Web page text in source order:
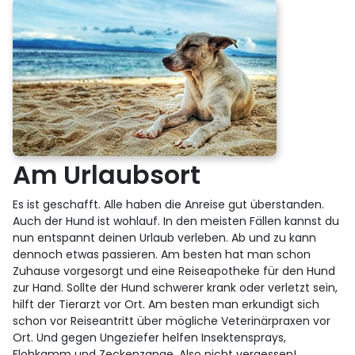
Am Urlaubsort
Es ist geschafft. Alle haben die Anreise gut überstanden.
Auch der Hund ist wohlauf. In den meisten Fällen kannst du
nun entspannt deinen Urlaub verleben. Ab und zu kann
dennoch etwas passieren. Am besten hat man schon
Zuhause vorgesorgt und eine Reiseapotheke für den Hund
zur Hand. Sollte der Hund schwerer krank oder verletzt sein,
hilft der Tierarzt vor Ort. Am besten man erkundigt sich
schon vor Reiseantritt über mögliche Veterinärpraxen vor
Ort. Und gegen Ungeziefer helfen Insektensprays,